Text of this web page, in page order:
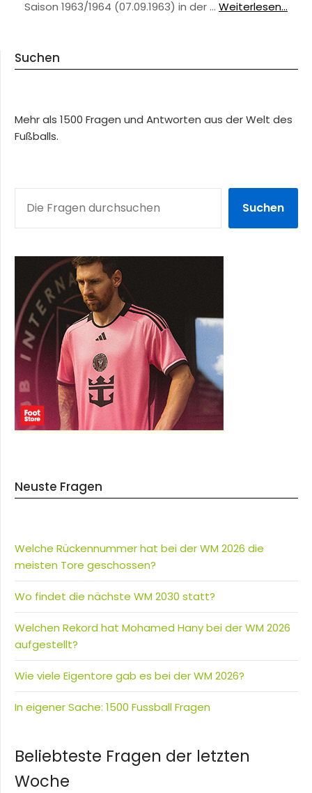
Saison 1963/1964 (07.09.1963) in der … Weiterlesen...
Suchen
Mehr als 1500 Fragen und Antworten aus der Welt des
Fußballs.
Suchen
Neuste Fragen
Welche Rückennummer hat bei der WM 2026 die
meisten Tore geschossen?
Wo findet die nächste WM 2030 statt?
Welchen Rekord hat Mohamed Hany bei der WM 2026
aufgestellt?
Wie viele Eigentore gab es bei der WM 2026?
In eigener Sache: 1500 Fussball Fragen
Beliebteste Fragen der letzten
Woche